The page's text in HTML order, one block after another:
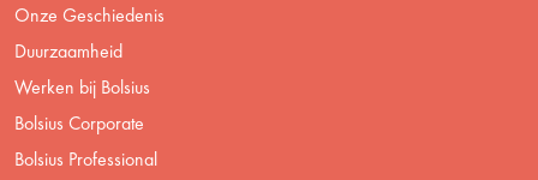
Onze Geschiedenis
Duurzaamheid
Werken bij Bolsius
Bolsius Corporate
Bolsius Professional